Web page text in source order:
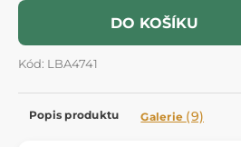
DO KOŠÍKU
Kód: LBA4741
Popis produktu Galerie (9)